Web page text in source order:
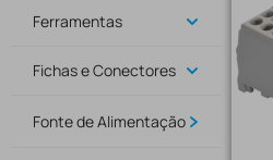
Ferramentas
Fichas e Conectores
Fonte de Alimentação